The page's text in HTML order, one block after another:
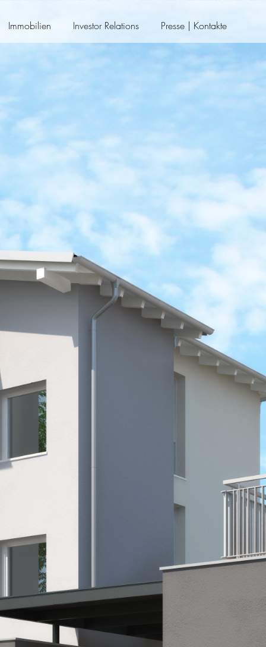
Immobilien Investor Relations Presse | Kontakte